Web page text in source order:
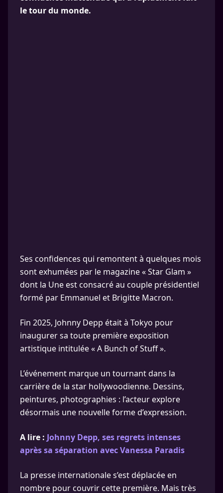
le tour du monde.
Ses confidences qui remontent à quelques mois
sont exhumées par le magazine « Star Glam »
dont la Une est consacré au couple présidentiel
formé par Emmanuel et Brigitte Macron.
Fin 2025, Johnny Depp était à Tokyo pour
inaugurer sa toute première exposition
artistique intitulée « A Bunch of Stuff ».
L’événement marque un tournant dans la
carrière de la star hollywoodienne. Dessins,
peintures, photographies : l’acteur explore
désormais une nouvelle forme d’expression.
A lire : Johnny Depp, ses regrets intenses
après sa séparation avec Vanessa Paradis
La presse internationale s’est déplacée en
nombre pour couvrir cette première. Mais très